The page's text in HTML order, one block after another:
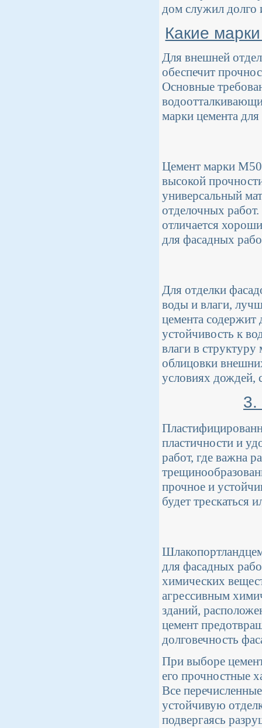
дом служил долго
Какие
Для внешней
обеспечит
Основные
марки цемента
Цемент марки
высокой
универсальный
отделочных
отличается
для фасадных
Для отделки
воды и влаги,
цемента содержит
устойчивость к
влаги в
облицовки
условиях дождей,
3.
пластичности и
работ, где важна
прочное и
будет трескаться
для фасадных
химических
агрессивным
зданий,
цемент
долговечность
При выборе
его прочностные
Все
устойчивую
подвергаясь